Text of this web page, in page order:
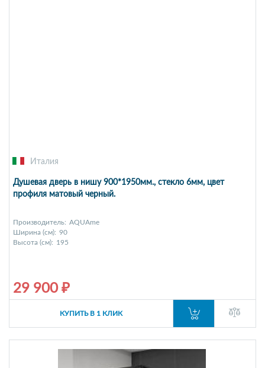
Италия
Душевая дверь в нишу 900*1950мм., стекло 6мм, цвет
профиля матовый черный.
Производитель: AQUAme
Ширина (см): 90
Высота (см): 195
29 900 ₽
КУПИТЬ В 1 КЛИК